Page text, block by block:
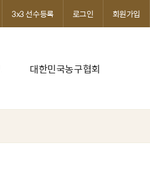
대한민국농구협회
3x3 선수등록 로그인 회원가입